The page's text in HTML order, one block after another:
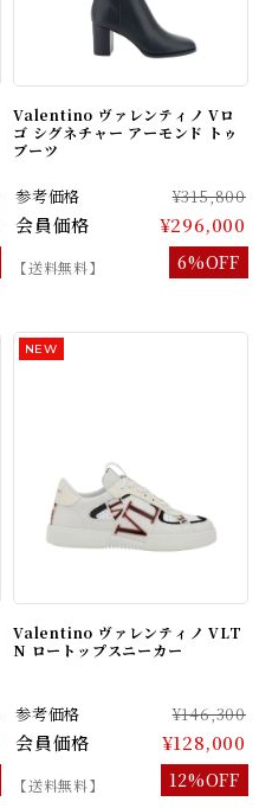
Valentino ヴァレンティノ Vロ
ゴ シグネチャー アーモンド トゥ
ブーツ
参考価格 ¥315,800
会員価格 ¥296,000
【送料無料】 6%OFF
Valentino ヴァレンティノ VLT
N ロートップスニーカー
参考価格 ¥146,300
会員価格 ¥128,000
【送料無料】 12%OFF